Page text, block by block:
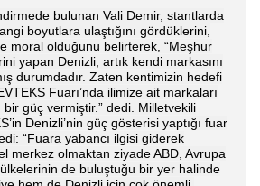
bulunan Vali Demir, stantlarda
boyutlara ulaştığını gördüklerini,
moral olduğunu belirterek, “Meşhur
yapan Denizli, artık kendi markasını
durumdadır. Zaten kentimizin hedefi
Fuarı’nda ilimize ait markaları
güç vermiştir.” dedi. Milletvekili
Denizli’nin güç gösterisi yaptığı fuar
“Fuara yabancı ilgisi giderek
merkez olmaktan ziyade ABD, Avrupa
de buluştuğu bir yer halinde